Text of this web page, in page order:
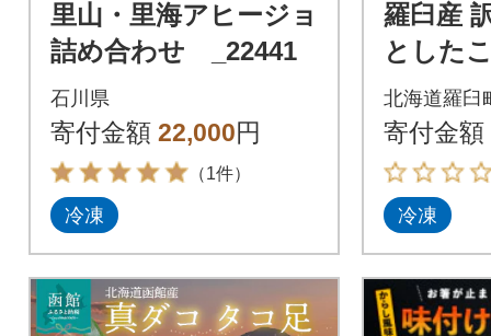
里山・里海アヒージョ
詰め合わせ _22441
石川県
寄付金額 22,000円
（1件）
冷凍
羅臼産
とした
ック)
北海道羅臼
寄付金額
冷凍